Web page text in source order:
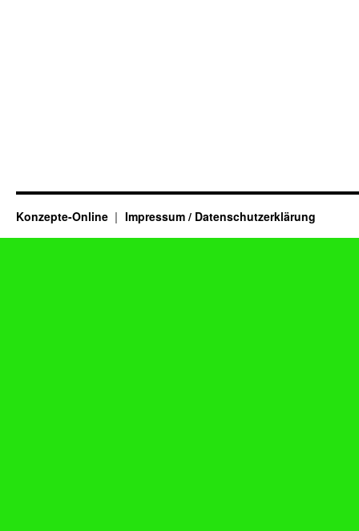
Konzepte-Online Impressum / Datenschutzerklärung